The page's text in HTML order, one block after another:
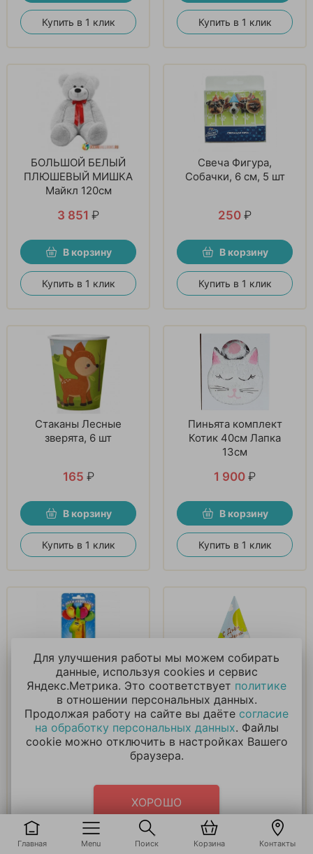
Главная Menu Поиск Корзина Контакты
Купить в 1 клик Купить в 1 клик
БОЛЬШОЙ БЕЛЫЙ
ПЛЮШЕВЫЙ МИШКА
Майкл 120см
3 851 ₽
В корзину
Купить в 1 клик
Свеча Фигура,
Собачки, 6 см, 5 шт
250 ₽
В корзину
Купить в 1 клик
Стаканы Лесные
зверята, 6 шт
165 ₽
В корзину
Купить в 1 клик
Пиньята комплект
Котик 40см Лапка
13см
1 900 ₽
В корзину
Купить в 1 клик
Свеча в виде
животных цифра 1
210₽
Колпаки, Лесные
зверята
165₽
Для улучшения работы мы можем собирать
данные, используя cookies и сервис
Яндекс.Метрика. Это соответствует политике
в отношении персональных данных.
Продолжая работу на сайте вы даёте согласие
на обработку персональных данных. Файлы
cookie можно отключить в настройках Вашего
браузера.
ХОРОШО